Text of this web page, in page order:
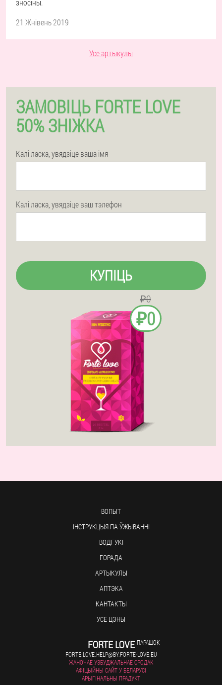
зносіны.
21 Жнівень 2019
Усе артыкулы
ЗАМОВІЦЬ FORTE LOVE
50% ЗНІЖКА
Калі ласка, увядзіце ваша імя
Калі ласка, увядзіце ваш тэлефон
КУПІЦЬ
₽0
₽0
ВОПЫТ
ІНСТРУКЦЫЯ ПА ЎЖЫВАННІ
ВОДГУКІ
ГОРАДА
АРТЫКУЛЫ
АПТЭКА
КАНТАКТЫ
УСЕ ЦЭНЫ
FORTE LOVE ПАРАШОК
FORTE.LOVE.HELP@BY.FORTE-LOVE.EU
ЖАНОЧАЕ УЗБУДЖАЛЬНАЕ СРОДАК
АФІЦЫЙНЫ САЙТ У БЕЛАРУСІ
АРЫГІНАЛЬНЫ ПРАДУКТ